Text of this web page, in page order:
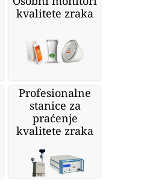
kvalitete zraka
Profesionalne
stanice za
praćenje
kvalitete zraka